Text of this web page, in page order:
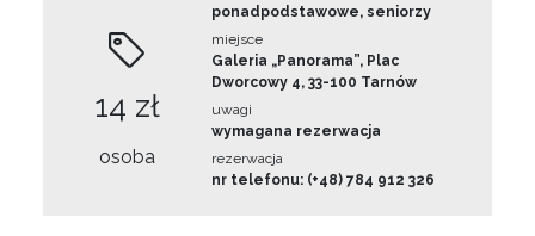
14 zł
osoba
ponadpodstawowe, seniorzy
miejsce
Galeria „Panorama”, Plac
Dworcowy 4, 33-100 Tarnów
uwagi
wymagana rezerwacja
rezerwacja
nr telefonu: (+48) 784 912 326